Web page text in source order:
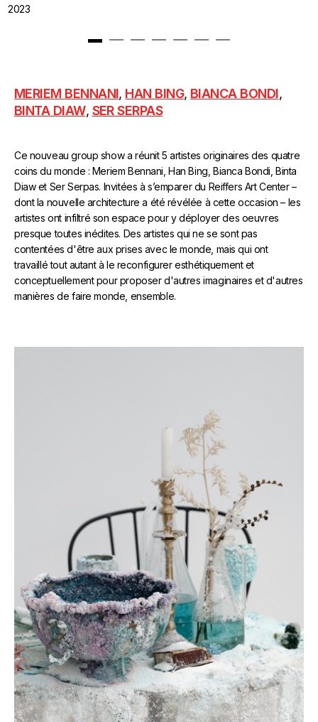
2023
1
MERIEM BENNANI, HAN BING, BIANCA BONDI,
BINTA DIAW, SER SERPAS
Ce nouveau group show a réunit 5 artistes originaires des quatre
coins du monde : Meriem Bennani, Han Bing, Bianca Bondi, Binta
Diaw et Ser Serpas. Invitées à s’emparer du Reiffers Art Center –
dont la nouvelle architecture a été révélée à cette occasion – les
artistes ont infiltré son espace pour y déployer des oeuvres
presque toutes inédites. Des artistes qui ne se sont pas
contentées d'être aux prises avec le monde, mais qui ont
travaillé tout autant à le reconfigurer esthétiquement et
conceptuellement pour proposer d'autres imaginaires et d'autres
manières de faire monde, ensemble.